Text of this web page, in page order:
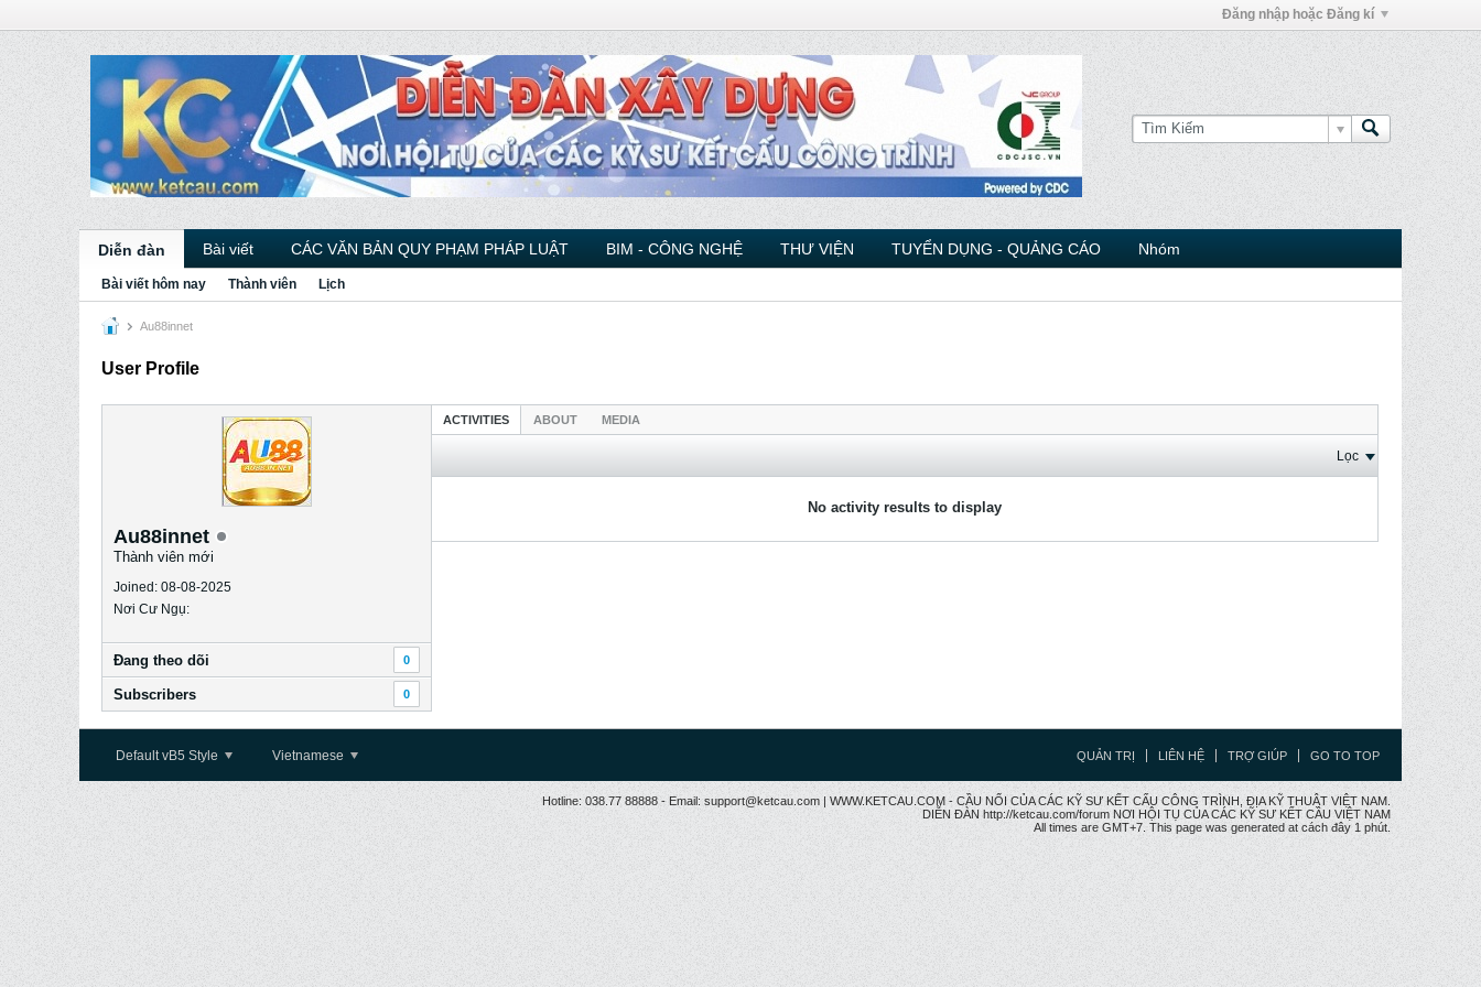
Đăng nhập hoặc Đăng kí
Diễn đàn Bài viết CÁC VĂN BẢN QUY PHẠM PHÁP LUẬT BIM - CÔNG NGHỆ THƯ VIỆN TUYỂN DỤNG - QUẢNG CÁO Nhóm
Bài viết hôm nay Thành viên Lịch
Au88innet
User Profile
Au88innet
Thành viên mới
Joined: 08-08-2025
Nơi Cư Ngụ:
Ðang theo dõi 0
Subscribers 0
ACTIVITIES ABOUT MEDIA
Lọc
No activity results to display
Default vB5 Style Vietnamese QUẢN TRỊ LIÊN HỆ TRỢ GIÚP GO TO TOP
Hotline: 038.77 88888 - Email: support@ketcau.com | WWW.KETCAU.COM - CẦU NỐI CỦA CÁC KỸ SƯ KẾT CẤU CÔNG TRÌNH, ĐỊA KỸ THUẬT VIỆT NAM.
DIỄN ĐÀN http://ketcau.com/forum NƠI HỘI TỤ CỦA CÁC KỸ SƯ KẾT CÂU VIỆT NAM
All times are GMT+7. This page was generated at cách đây 1 phút.